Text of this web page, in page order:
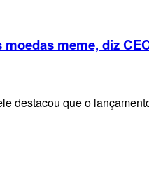
moedas meme, diz
destacou que o